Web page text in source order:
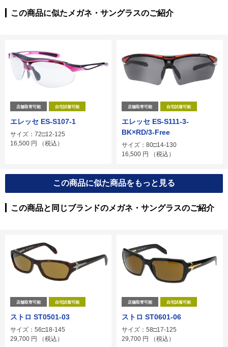
この商品に似たメガネ・サングラスのご紹介
店舗取寄可能 自宅試着可能
エレッセ ES-S107-1
サイズ：72□12-125
16,500 円 （税込）
店舗取寄可能 自宅試着可能
エレッセ ES-S111-3-
BK×RD/3-Free
サイズ：80□14-130
16,500 円 （税込）
この商品に似た商品をもっと見る
この商品と同じブランドのメガネ・サングラスのご紹介
店舗取寄可能 自宅試着可能
ストロ ST0501-03
サイズ：56□18-145
29,700 円 （税込）
店舗取寄可能 自宅試着可能
ストロ ST0601-06
サイズ：58□17-125
29,700 円 （税込）